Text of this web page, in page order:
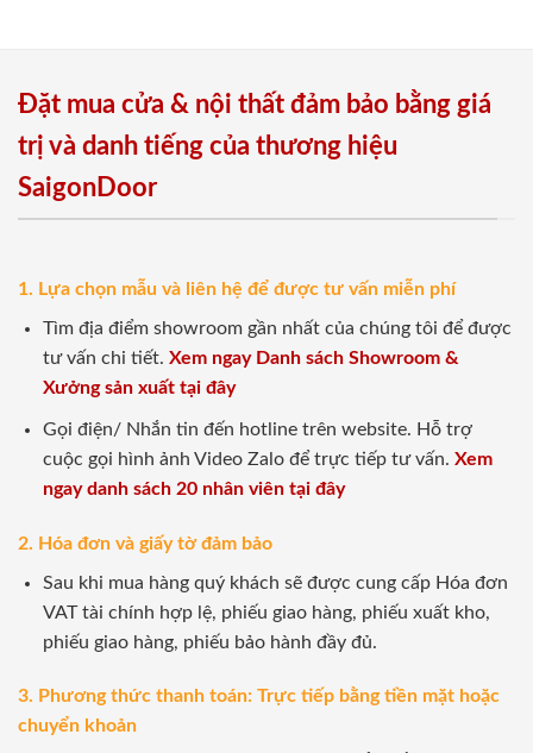
Đặt mua cửa & nội thất đảm bảo bằng giá
trị và danh tiếng của thương hiệu
SaigonDoor
1. Lựa chọn mẫu và liên hệ để được tư vấn miễn phí
Tìm địa điểm showroom gần nhất của chúng tôi để được
tư vấn chi tiết. Xem ngay Danh sách Showroom &
Xưởng sản xuất tại đây
Gọi điện/ Nhắn tin đến hotline trên website. Hỗ trợ
cuộc gọi hình ảnh Video Zalo để trực tiếp tư vấn. Xem
ngay danh sách 20 nhân viên tại đây
2. Hóa đơn và giấy tờ đảm bảo
Sau khi mua hàng quý khách sẽ được cung cấp Hóa đơn
VAT tài chính hợp lệ, phiếu giao hàng, phiếu xuất kho,
phiếu giao hàng, phiếu bảo hành đầy đủ.
3. Phương thức thanh toán: Trực tiếp bằng tiền mặt hoặc
chuyển khoản